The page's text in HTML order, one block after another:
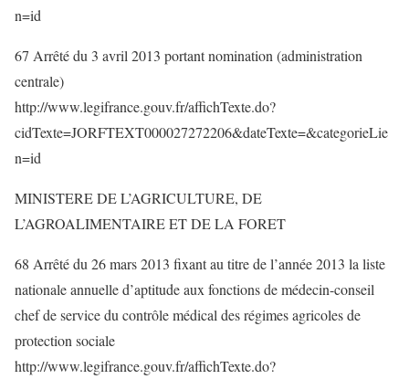
n=id
67 Arrêté du 3 avril 2013 portant nomination (administration
centrale)
http://www.legifrance.gouv.fr/affichTexte.do?
cidTexte=JORFTEXT000027272206&dateTexte=&categorieLie
n=id
MINISTERE DE L’AGRICULTURE, DE
L’AGROALIMENTAIRE ET DE LA FORET
68 Arrêté du 26 mars 2013 fixant au titre de l’année 2013 la liste
nationale annuelle d’aptitude aux fonctions de médecin-conseil
chef de service du contrôle médical des régimes agricoles de
protection sociale
http://www.legifrance.gouv.fr/affichTexte.do?